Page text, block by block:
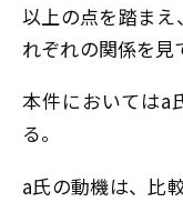
以上の点を踏ま
れぞれの関係を見
本件においてはa
る。
a氏の動機は、比